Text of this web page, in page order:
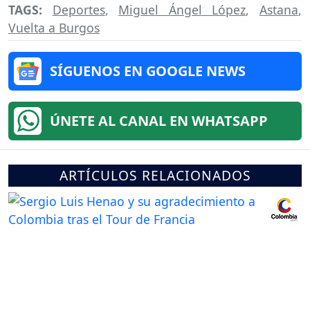
TAGS: Deportes, Miguel Ángel López,Astana,
Vuelta a Burgos
SÍGUENOS EN GOOGLE NEWS
ÚNETE AL CANAL EN WHATSAPP
ARTÍCULOS RELACIONADOS